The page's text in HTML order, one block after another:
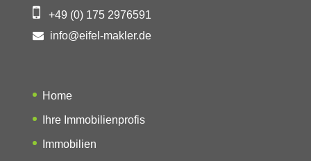
+49 (0) 175 2976591
info@eifel-makler.de
Home
Ihre Immobilienprofis
Immobilien